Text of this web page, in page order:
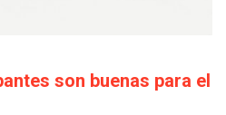
son buenas para el